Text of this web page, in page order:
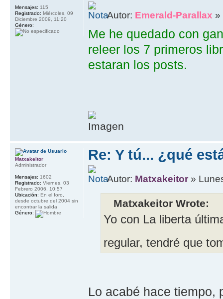
Autor: Emerald-Parallax »
Me he quedado con
releer los 7 primeros
estaran los posts.
Mensajes: 115
Registrado: Miércoles, 09
Diciembre 2009, 11:20
Género:
Re: Y tú... ¿qué
Autor: Matxakeitor »
Matxakeitor Wrote:
Yo con La liberta
regular, tendré que
Lo acabé hace tiempo,
Matxakeitor
Administrador
Mensajes: 1602
Registrado: Viernes, 03
Febrero 2006, 10:57
Ubicación: En el foro,
desde octubre del 2004 sin
encontrar la salida
Género: